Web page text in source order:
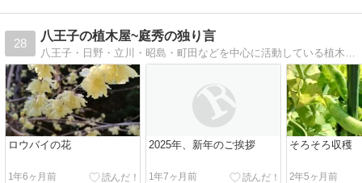
28
八王子の植木屋~庭秀の独り言
八王子・日野・立川・昭島・町田などを中心に活動している植木屋、庭秀のブログです。日々の業務や日常の出来事などを綴っています。
ロウバイの花
1年6ヶ月前
2025年、新年のご挨拶
1年7ヶ月前
そろそろ収穫
2年5ヶ月前